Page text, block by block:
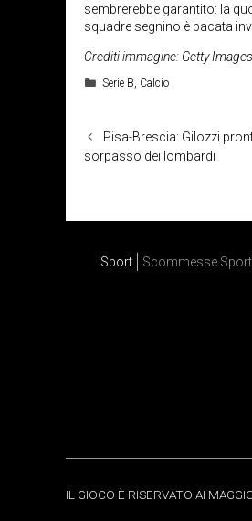
sembrerebbe garantito: la
squadre segnino è bacata
Crediti immagine: Getty Images
Categorie
Serie B, Calcio
Pisa-Brescia: Gilozzi
sorpasso dei lombardi
Sport Scommesse
IL GIOCO È RISERVATO AI